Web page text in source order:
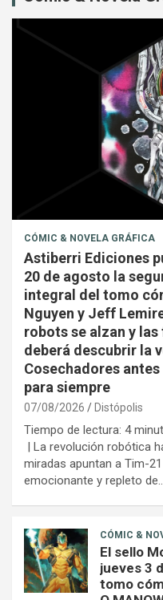
CÓMIC & NOVELA GRÁFICA
Astiberri Ediciones
20 de agosto la
integral del tomo
Nguyen y Jeff
robots se alzan y
deberá descubrir la
Cosechadores
para siempre
07/08/2026 Distópolis
Tiempo de lectura: 4
| La revolución robótica
miradas apuntan a Tim-
emocionante y repleto
CÓMIC &
El sello
jueves 3
tomo